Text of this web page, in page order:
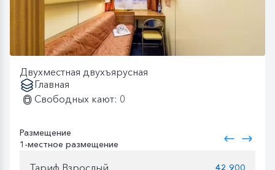
Двухместная двухъярусная
Главная
Свободных кают: 0
Размещение
1-местное размещение
Тариф Взрослый 42 900